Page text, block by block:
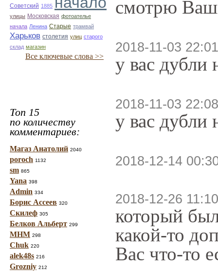
Советский 1885
улицы Московская фотоателье
начала Ленина Старые трамвай
Харьков столетия улиц старого
склад магазин
Все ключевые слова >>
Топ 15
по количеству
комментариев:
Магаз Анатолий 2040
poroch 1132
sm 865
Yana 398
Admin 334
Борис Ассеев 320
Скилеф 305
Белков Альберт 299
МНМ 298
Chuk 220
alek48s 216
Grozniy 212
смотрю
2018-11-03
у вас дубли
2018-11-03
у вас дубли
2018-12-14
2018-12-26
который
какой-то
Вас что-то